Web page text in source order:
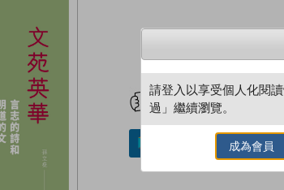
試閲
加入／閱讀電子書
請登入以享受個人化閱
過」繼續瀏覽。
成為會員